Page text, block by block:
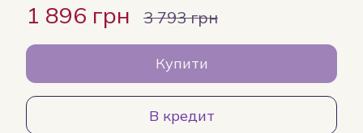
1 896 грн 3 793 грн
Купити
В кредит